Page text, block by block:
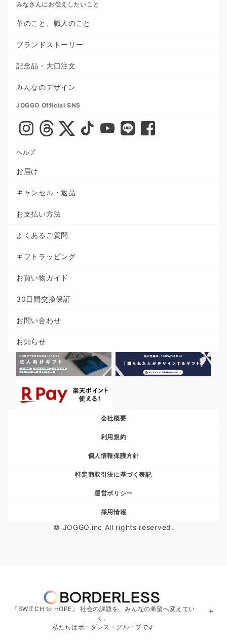
みなさんにお伝えしたいこと
革のこと、職人のこと
ブランドストーリー
記念品・大口注文
みんなのデザイン
JOGGO Official SNS
ヘルプ
お届け
キャンセル・返品
お支払い方法
よくあるご質問
ギフトラッピング
お買い物ガイド
30日間交換保証
お問い合わせ
お知らせ
会社概要
利用規約
個人情報保護方針
特定商取引法に基づく表記
運営ポリシー
採用情報
© JOGGO.inc All rights reserved.
『SWITCH to HOPE』 社会の課題を、みんなの希望へ変えてい
く。
私たちはボーダレス・グループです
＋